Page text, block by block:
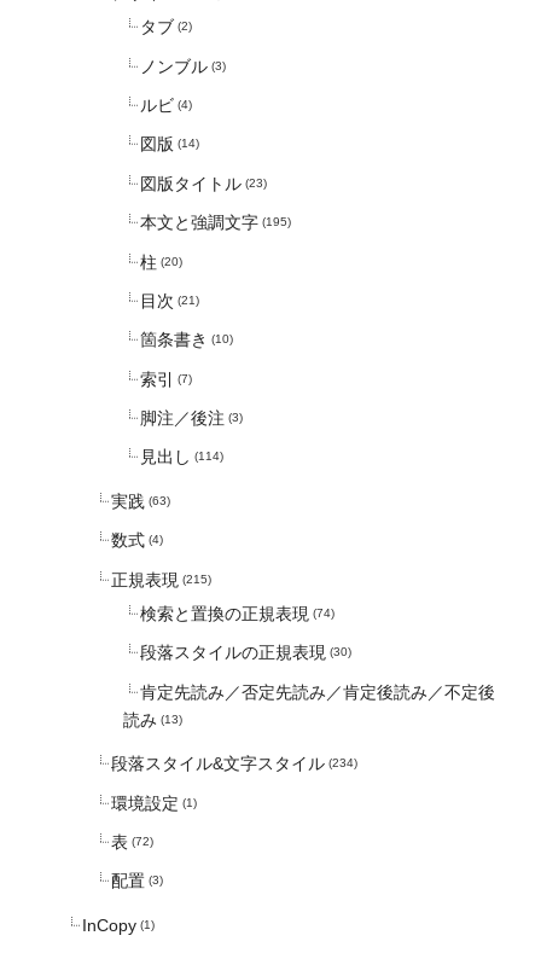
タブ (2)
ノンブル (3)
ルビ (4)
図版 (14)
図版タイトル (23)
本文と強調文字 (195)
柱 (20)
目次 (21)
箇条書き (10)
索引 (7)
脚注／後注 (3)
見出し (114)
実践 (63)
数式 (4)
正規表現 (215)
検索と置換の正規表現 (74)
段落スタイルの正規表現 (30)
肯定先読み／否定先読み／肯定後読み／不定後
読み (13)
段落スタイル&文字スタイル (234)
環境設定 (1)
表 (72)
配置 (3)
InCopy (1)